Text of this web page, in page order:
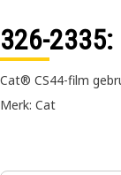
326-2335:
Cat® CS44-film
Merk: Cat